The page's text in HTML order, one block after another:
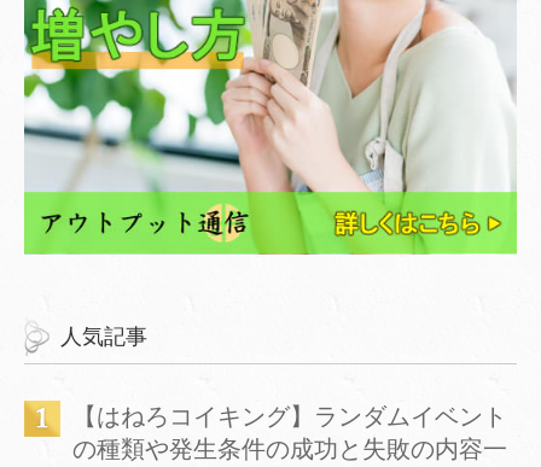
人気記事
【はねろコイキング】ランダムイベント
の種類や発生条件の成功と失敗の内容一